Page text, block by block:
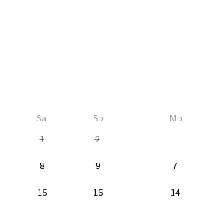
Sa
So
1 2
8 9
15 16
Mo
7
14